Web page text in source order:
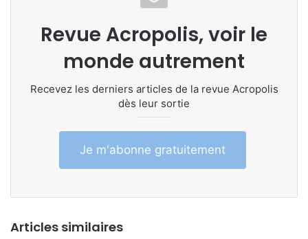
Revue Acropolis, voir le
monde autrement
Recevez les derniers articles de la revue Acropolis
dès leur sortie
Je m'abonne gratuitement
Articles similaires